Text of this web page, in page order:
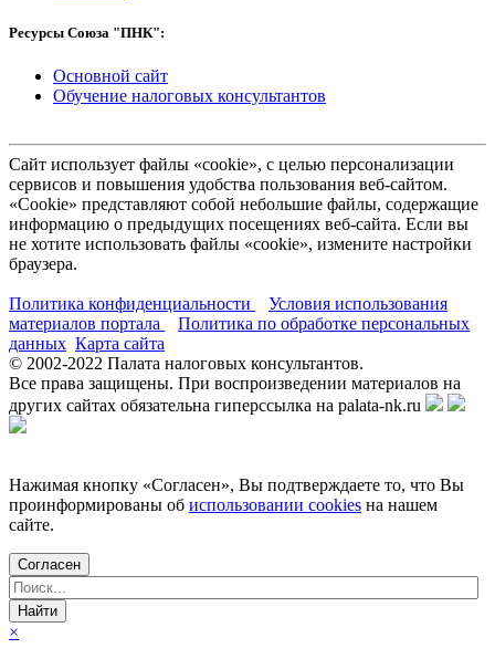
Ресурсы Союза "ПНК":
Основной сайт
Обучение налоговых консультантов
Сайт использует файлы «cookie», с целью персонализации
сервисов и повышения удобства пользования веб-сайтом.
«Cookie» представляют собой небольшие файлы, содержащие
информацию о предыдущих посещениях веб-сайта. Если вы
не хотите использовать файлы «cookie», измените настройки
браузера.
Политика конфиденциальности
Условия использования
материалов портала
Политика по обработке персональных
данных Карта сайта
© 2002-2022 Палата налоговых консультантов.
Все права защищены. При воспроизведении материалов на
других сайтах обязательна гиперссылка на palata-nk.ru
Нажимая кнопку «Согласен», Вы подтверждаете то, что Вы
проинформированы об использовании cookies на нашем
сайте.
Согласен
×